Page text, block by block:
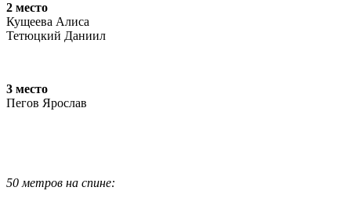
2 место
Кущеева Алиса
Тетюцкий Даниил
3 место
Пегов Ярослав
50 метров на спине: